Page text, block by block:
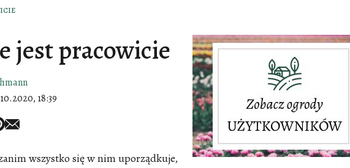
jest pracowicie
18:39
wszystko się w nim uporządkuje,